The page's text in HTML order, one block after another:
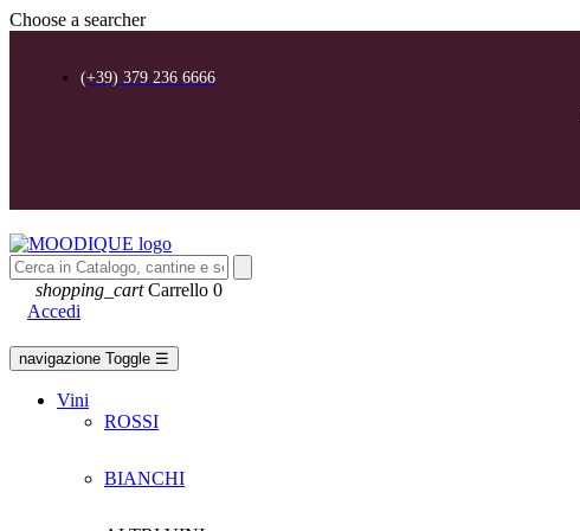
Choose a searcher
(+39) 379 236 6666
shopping_cart Carrello 0
Accedi
navigazione Toggle ☰
Vini
ROSSI
BIANCHI